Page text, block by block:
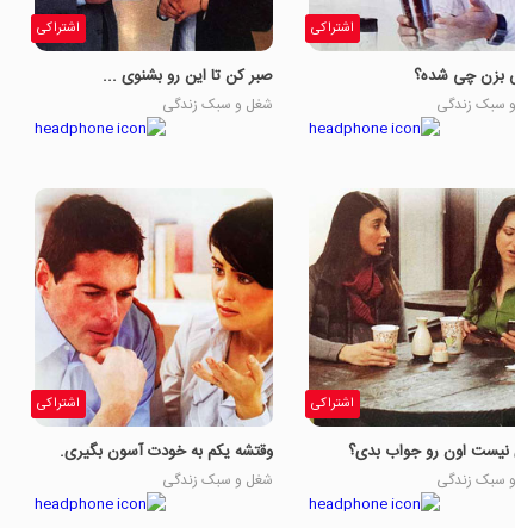
اشتراکی
چی شده؟
سبک زندگی
اشتراکی
صبر کن تا این رو بشنوی ...
شغل و سبک زندگی
اشتراکی
نیست اون رو جواب بدی؟
سبک زندگی
اشتراکی
وقتشه یکم به خودت آسون بگیری.
شغل و سبک زندگی